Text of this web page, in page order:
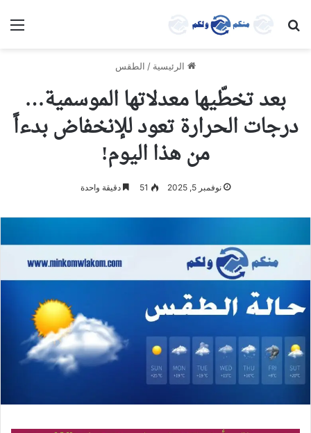
بحث عن
الرئيسية / الطقس
بعد تخطّيها معدلاتها الموسمية…
درجات الحرارة تعود للإنخفاض بدءاً
من هذا اليوم!
نوفمبر 5, 2025 51 دقيقة واحدة